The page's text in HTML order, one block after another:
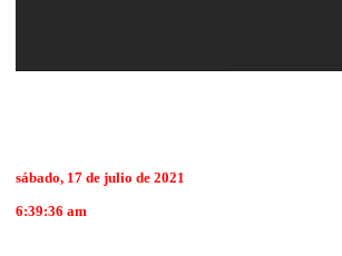
sábado, 17 de julio de 2021
6:39:36 am